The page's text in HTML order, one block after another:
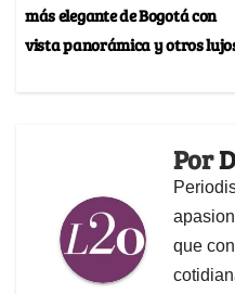
más elegante de Bogotá con
vista panorámica y otros
Por
que